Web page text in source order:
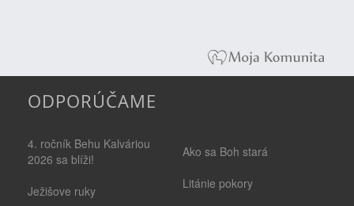
ODPORÚČAME
4. ročník Behu Kalváriou
2026 sa blíži!
Ježišove ruky
Ako sa Boh stará
Litánie pokory